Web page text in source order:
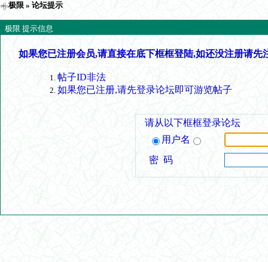
极限 » 论坛提示
极限 提示信息
如果您已注册会员,请直接在底下框框登陆,如还没注册请先
帖子ID非法
如果您已注册,请先登录论坛即可游览帖子
请从以下框框登录论坛
用户名
密 码